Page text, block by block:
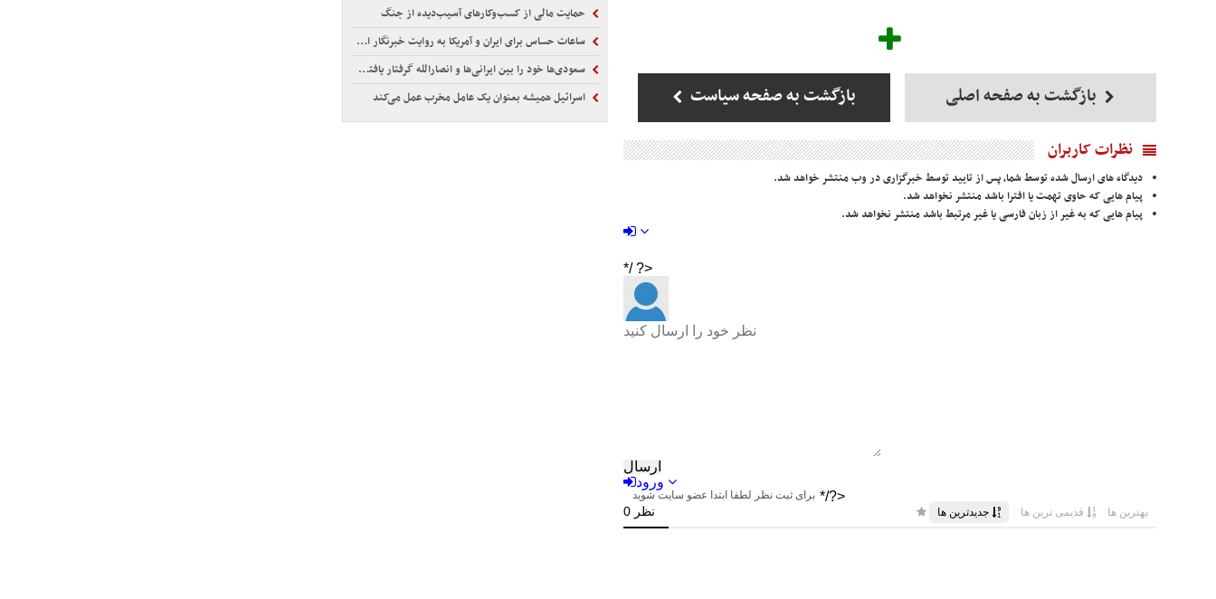
بازگشت به صفحه اصلی بازگشت به صفحه سیاست
نظرات کاربران
دیدگاه های ارسال شده توسط شما، پس از تایید توسط خبرگزاری در وب منتشر خواهد شد.
پیام هایی که حاوی تهمت یا افترا باشد منتشر نخواهد شد.
پیام هایی که به غیر از زبان فارسی یا غیر مرتبط باشد منتشر نخواهد شد.
حمایت مالی از کسب‌وکارهای آسیب‌دیده از جنگ
ساعات حساس برای ایران و آمریکا به روایت خبرنگار الجزیره
سعودی‌ها خود را بین ایرانی‌ها و انصارالله گرفتار یافته‌اند!
اسرائیل همیشه بعنوان یک عامل مخرب عمل می‌کند